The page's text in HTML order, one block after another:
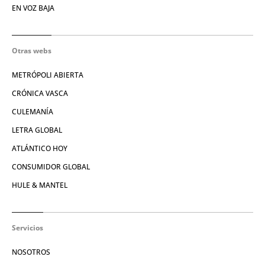
EN VOZ BAJA
Otras webs
METRÓPOLI ABIERTA
CRÓNICA VASCA
CULEMANÍA
LETRA GLOBAL
ATLÁNTICO HOY
CONSUMIDOR GLOBAL
HULE & MANTEL
Servicios
NOSOTROS